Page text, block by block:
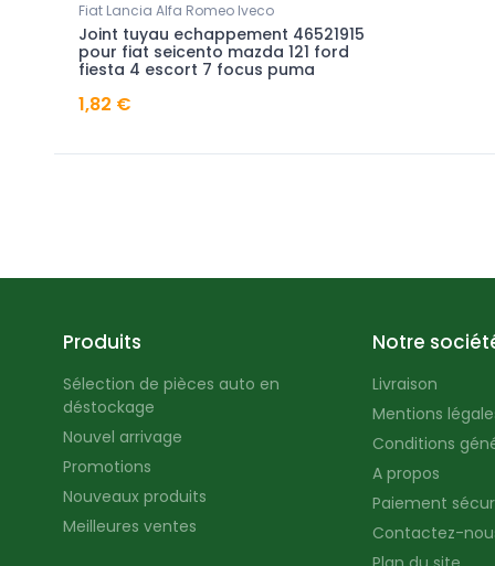
Fiat Lancia Alfa Romeo Iveco
Joint tuyau echappement 46521915
pour fiat seicento mazda 121 ford
fiesta 4 escort 7 focus puma
1,82 €
Produits
Sélection de pièces auto en
déstockage
Nouvel arrivage
Promotions
Nouveaux produits
Meilleures ventes
Notre
Livraison
Mentions
Conditions
A propos
Paiement
Contactez-